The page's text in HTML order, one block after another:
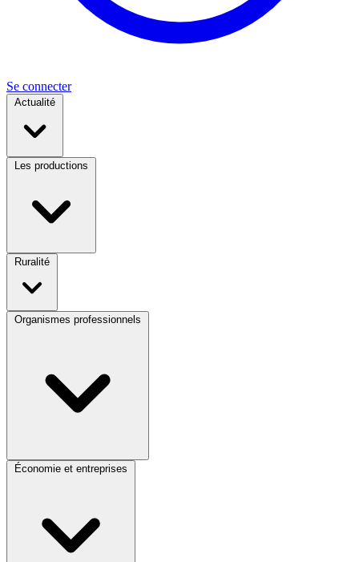
Se connecter
Actualité
Les productions
Ruralité
Organismes professionnels
Économie et entreprises